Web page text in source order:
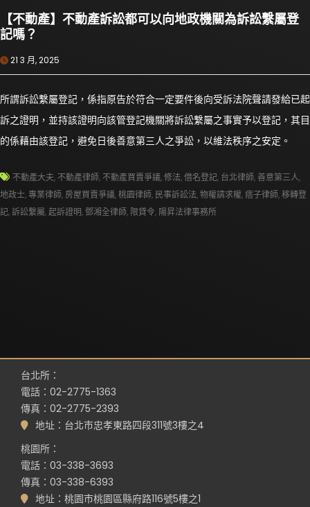
【不動產】不動產訴訟都可以向地政機關為訴訟繫屬登
記嗎？
21 3 月, 2025
所謂訴訟繫屬登記，係指原告於符合一定要件後向受訴法院聲請發給已起
訴之證明，並持該證明向該管登記機關將訴訟繫屬之事實予以登記，其目
的係藉由該登記，避免日後善意第三人之爭訟，以維法秩序之安定。
不動產大夫, 不動產律師, 不動產買賣爭議,修法,借名登記, 台北律師,善意第三人,
地政士,專業律師, 房屋買賣爭議,桃園律師, 民事訴訟法,物權請求權,痞子律師,移轉登
記,訴訟繫屬,起訴證明, 鄧湘全律師, 限貸令, 陽昇法律事務所
台北所：
電話：02-2775-1363
傳真：02-2775-2393
地址：台北市忠孝東路四段311號3樓之4
桃園所：
電話：03-338-3693
傳真：03-338-6393
地址：桃園市桃園區縣府路116號5樓之1